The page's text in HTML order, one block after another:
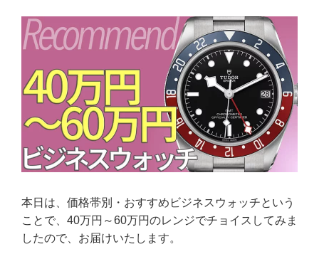
本日は、価格帯別・おすすめビジネスウォッチという
ことで、40万円～60万円のレンジでチョイスしてみま
したので、お届けいたします。